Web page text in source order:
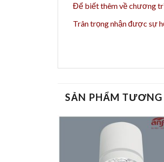
Để biết thêm về chương
Trân trọng nhận được sự
SẢN PHẨM